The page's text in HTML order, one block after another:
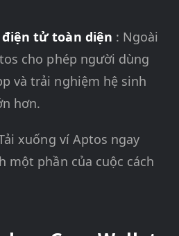
tử toàn diện : Ngoài
cho phép người dùng
và trải nghiệm hệ sinh
hơn.
xuống ví Aptos ngay
một phần của cuộc cách